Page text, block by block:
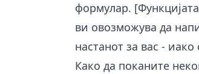
формулар.
ви овозможува да
настанот за вас -
Како да поканите